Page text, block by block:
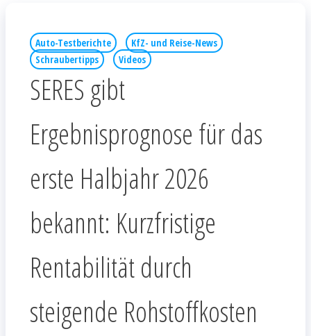
Auto-Testberichte
KfZ- und Reise-News
Schraubertipps
Videos
SERES gibt
Ergebnisprognose für das
erste Halbjahr 2026
bekannt: Kurzfristige
Rentabilität durch
steigende Rohstoffkosten